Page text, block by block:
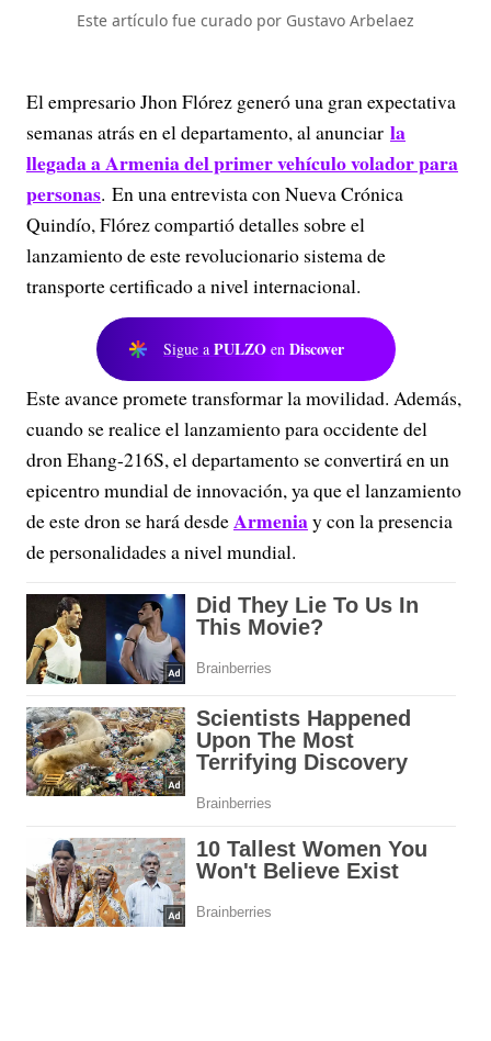
Este artículo fue curado por Gustavo Arbelaez
El empresario Jhon Flórez generó una gran expectativa
semanas atrás en el departamento, al anunciar la
llegada a Armenia del primer vehículo volador para
personas. En una entrevista con Nueva Crónica
Quindío, Flórez compartió detalles sobre el
lanzamiento de este revolucionario sistema de
transporte certificado a nivel internacional.
Sigue a PULZO en Discover
Este avance promete transformar la movilidad. Además,
cuando se realice el lanzamiento para occidente del
dron Ehang-216S, el departamento se convertirá en un
epicentro mundial de innovación, ya que el lanzamiento
de este dron se hará desdeArmeniay con la presencia
de personalidades a nivel mundial.